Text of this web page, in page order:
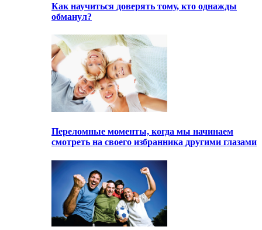
Как научиться доверять тому, кто однажды
обманул?
Переломные моменты, когда мы начинаем
смотреть на своего избранника другими глазами